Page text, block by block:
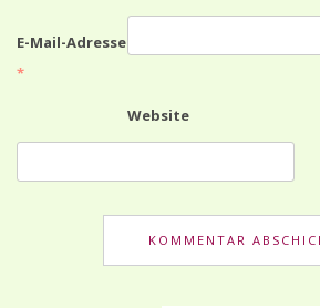
E-Mail-Adresse
*
Website